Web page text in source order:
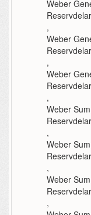
Weber
,
Weber
,
Weber
,
Weber
,
Weber
,
Weber
,